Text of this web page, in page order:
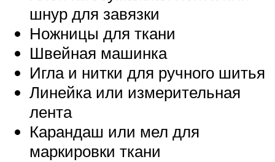
шнур для завязки
Ножницы для ткани
Швейная машинка
Игла и нитки для ручного шитья
Линейка или измерительная
лента
Карандаш или мел для
маркировки ткани